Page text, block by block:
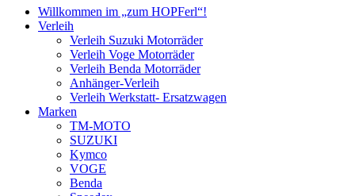
Willkommen im „zum HOPFerl“!
Verleih
Verleih Suzuki Motorräder
Verleih Voge Motorräder
Verleih Benda Motorräder
Anhänger-Verleih
Verleih Werkstatt- Ersatzwagen
Marken
TM-MOTO
SUZUKI
Kymco
VOGE
Benda